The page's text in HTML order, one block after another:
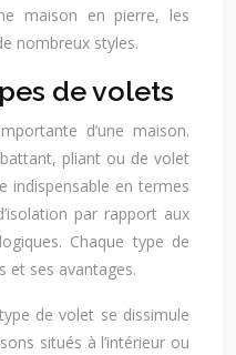
maison en pierre, les
nombreux styles.
de volets
d’une maison.
pliant ou de volet
indispensable en termes
par rapport aux
Chaque type de
et ses avantages.
de volet se dissimule
situés à l’intérieur ou